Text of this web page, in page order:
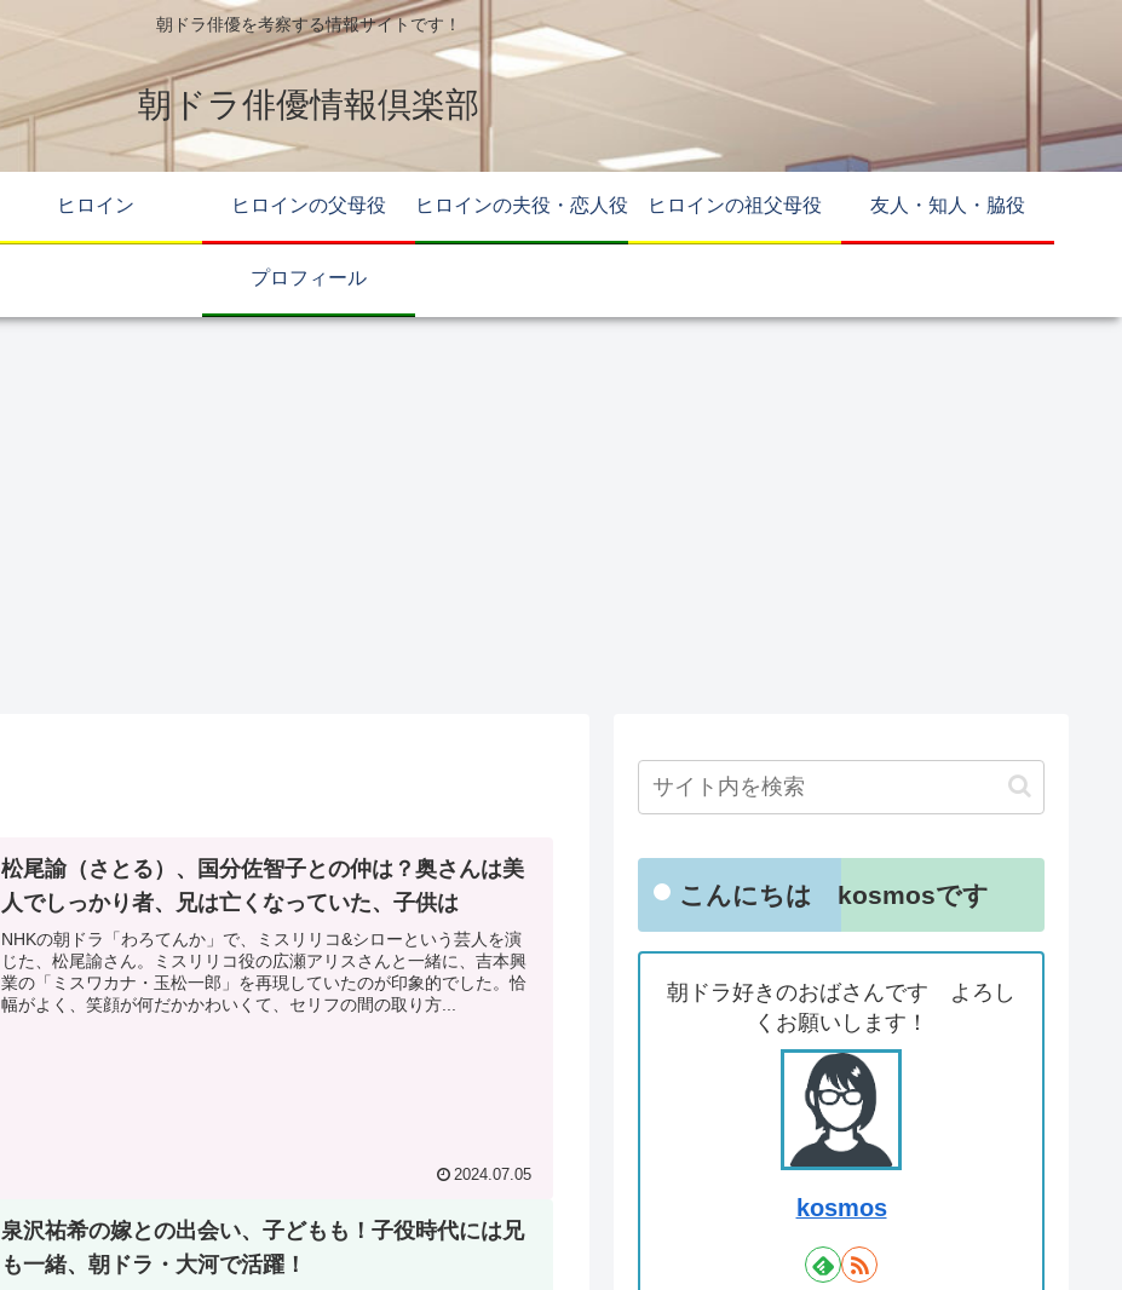
朝ドラ俳優を考察する情報サイトです！
朝ドラ俳優情報倶楽部
ヒロイン ヒロインの父母役 ヒロインの夫役・恋人役 ヒロインの祖父母役 友人・知人・脇役
プロフィール
松尾諭（さとる）、国分佐智子との仲は？奥さんは美
人でしっかり者、兄は亡くなっていた、子供は
NHKの朝ドラ「わろてんか」で、ミスリリコ&シローという芸人を演
じた、松尾諭さん。ミスリリコ役の広瀬アリスさんと一緒に、吉本興
業の「ミスワカナ・玉松一郎」を再現していたのが印象的でした。恰
幅がよく、笑顔が何だかかわいくて、セリフの間の取り方...
2024.07.05
泉沢祐希の嫁との出会い、子どもも！子役時代には兄
も一緒、朝ドラ・大河で活躍！
こんにちは kosmosです
朝ドラ好きのおばさんです よろし
くお願いします！
kosmos